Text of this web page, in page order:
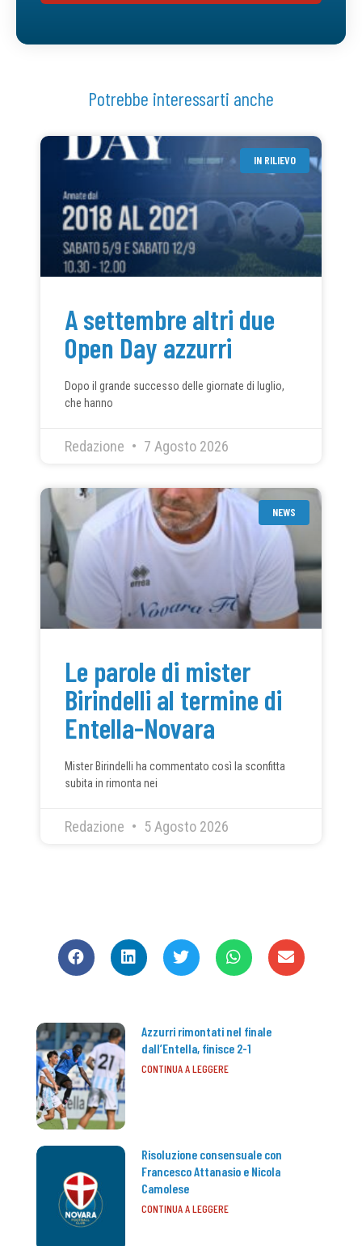
Potrebbe interessarti anche
IN RILIEVO
A settembre altri due
Open Day azzurri
Dopo il grande successo delle giornate di luglio,
che hanno
Redazione 7 Agosto 2026
NEWS
Le parole di mister
Birindelli al termine di
Entella-Novara
Mister Birindelli ha commentato così la sconfitta
subita in rimonta nei
Redazione 5 Agosto 2026
Azzurri rimontati nel finale
dall’Entella, finisce 2-1
CONTINUA A LEGGERE
Risoluzione consensuale con
Francesco Attanasio e Nicola
Camolese
CONTINUA A LEGGERE